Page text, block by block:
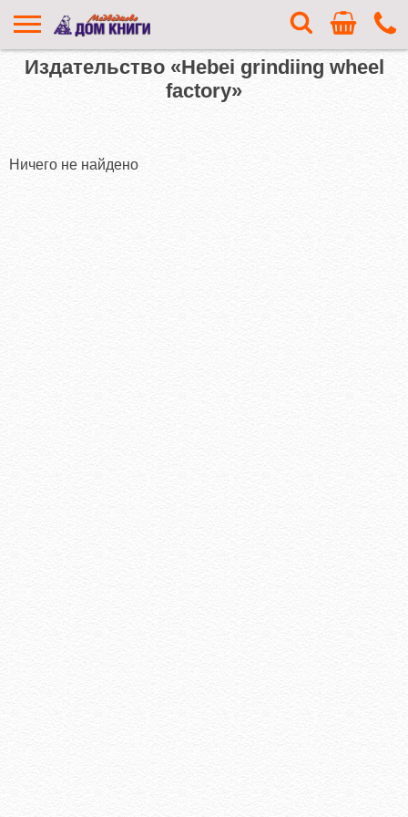
Издательство «Hebei grindiing wheel
factory»
Ничего не найдено